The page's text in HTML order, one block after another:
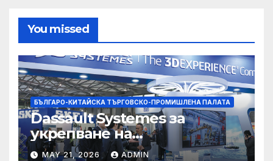
You missed
БЪЛГАРО-КИТАЙСКА ТЪРГОВСКО-ПРОМИШЛЕНА ПАЛАТА
Dassault Systemes за
укрепване на
изграждането на AI
MAY 21, 2026 ADMIN